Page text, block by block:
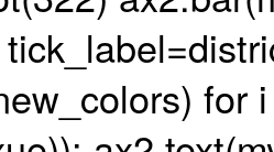
for